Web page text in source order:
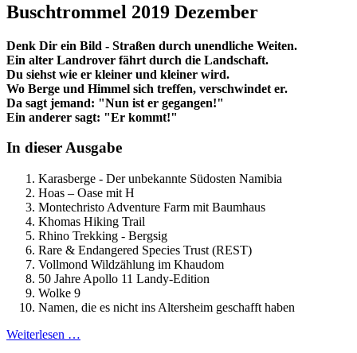
Buschtrommel 2019 Dezember
Denk Dir ein Bild - Straßen durch unendliche Weiten.
Ein alter Landrover fährt durch die Landschaft.
Du siehst wie er kleiner und kleiner wird.
Wo Berge und Himmel sich treffen, verschwindet er.
Da sagt jemand: "Nun ist er gegangen!"
Ein anderer sagt: "Er kommt!"
In dieser Ausgabe
Karasberge - Der unbekannte Südosten Namibia
Hoas – Oase mit H
Montechristo Adventure Farm mit Baumhaus
Khomas Hiking Trail
Rhino Trekking - Bergsig
Rare & Endangered Species Trust (REST)
Vollmond Wildzählung im Khaudom
50 Jahre Apollo 11 Landy-Edition
Wolke 9
Namen, die es nicht ins Altersheim geschafft haben
Weiterlesen …